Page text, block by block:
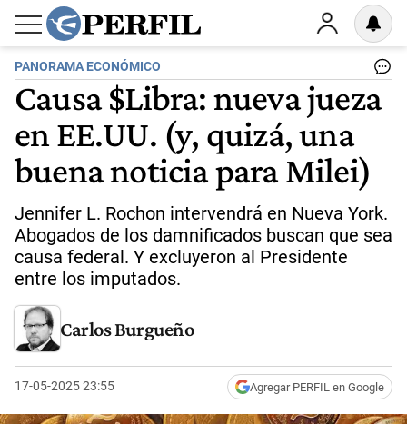
PANORAMA ECONÓMICO
Causa $Libra: nueva jueza
en EE.UU. (y, quizá, una
buena noticia para Milei)
Jennifer L. Rochon intervendrá en Nueva York.
Abogados de los damnificados buscan que sea
causa federal. Y excluyeron al Presidente
entre los imputados.
Carlos Burgueño
17-05-2025 23:55 Agregar PERFIL en Google